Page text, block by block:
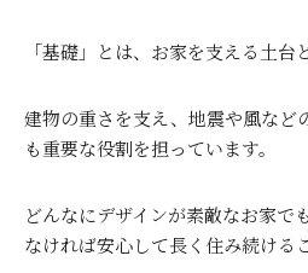
「基礎」とは、お家を支える土台
建物の重さを支え、地震や風など
も重要な役割を担っています。
どんなにデザインが素敵なお家で
なければ安心して長く住み続ける